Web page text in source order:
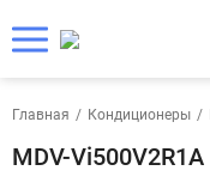
Главная / Кондиционеры /
MDV-Vi500V2R1A